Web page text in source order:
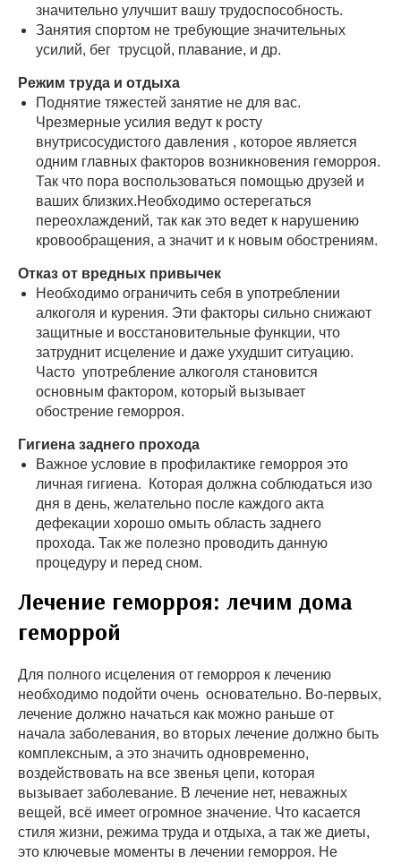
значительно улучшит вашу трудоспособность.
Занятия спортом не требующие значительных
усилий, бег трусцой, плавание, и др.
Режим труда и отдыха
Поднятие тяжестей занятие не для вас.
Чрезмерные усилия ведут к росту
внутрисосудистого давления , которое является
одним главных факторов возникновения геморроя.
Так что пора воспользоваться помощью друзей и
ваших близких.Необходимо остерегаться
переохлаждений, так как это ведет к нарушению
кровообращения, а значит и к новым обострениям.
Отказ от вредных привычек
Необходимо ограничить себя в употреблении
алкоголя и курения. Эти факторы сильно снижают
защитные и восстановительные функции, что
затруднит исцеление и даже ухудшит ситуацию.
Часто употребление алкоголя становится
основным фактором, который вызывает
обострение геморроя.
Гигиена заднего прохода
Важное условие в профилактике геморроя это
личная гигиена. Которая должна соблюдаться изо
дня в день, желательно после каждого акта
дефекации хорошо омыть область заднего
прохода. Так же полезно проводить данную
процедуру и перед сном.
Лечение геморроя: лечим дома
геморрой
Для полного исцеления от геморроя к лечению
необходимо подойти очень основательно. Во-первых,
лечение должно начаться как можно раньше от
начала заболевания, во вторых лечение должно быть
комплексным, а это значить одновременно,
воздействовать на все звенья цепи, которая
вызывает заболевание. В лечение нет, неважных
вещей, всё имеет огромное значение. Что касается
стиля жизни, режима труда и отдыха, а так же диеты,
это ключевые моменты в лечении геморроя. Не